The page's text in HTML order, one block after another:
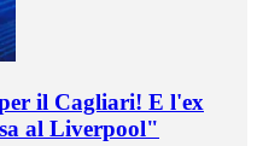
il Cagliari! E l'ex
al Liverpool"